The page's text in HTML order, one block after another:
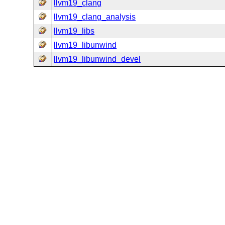
llvm19_clang
llvm19_clang_analysis
llvm19_libs
llvm19_libunwind
llvm19_libunwind_devel